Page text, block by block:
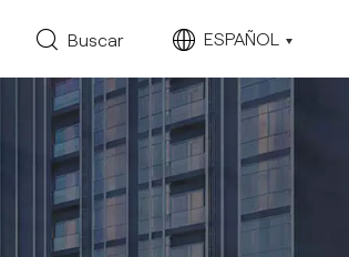
Buscar ESPAÑOL